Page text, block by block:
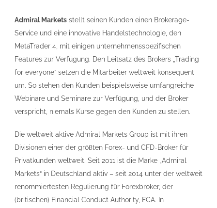
Admiral Markets stellt seinen Kunden einen Brokerage-
Service und eine innovative Handelstechnologie, den
MetaTrader 4, mit einigen unternehmensspezifischen
Features zur Verfügung. Den Leitsatz des Brokers „Trading
for everyone“ setzen die Mitarbeiter weltweit konsequent
um. So stehen den Kunden beispielsweise umfangreiche
Webinare und Seminare zur Verfügung, und der Broker
verspricht, niemals Kurse gegen den Kunden zu stellen.
Die weltweit aktive Admiral Markets Group ist mit ihren
Divisionen einer der größten Forex- und CFD-Broker für
Privatkunden weltweit. Seit 2011 ist die Marke „Admiral
Markets“ in Deutschland aktiv – seit 2014 unter der weltweit
renommiertesten Regulierung für Forexbroker, der
(britischen) Financial Conduct Authority, FCA. In